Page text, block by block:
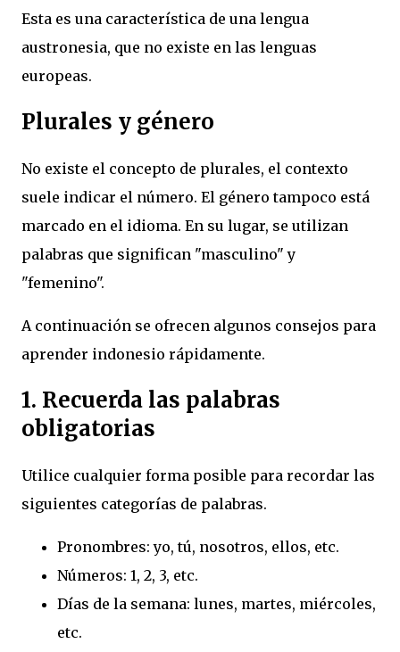
Esta es una característica de una lengua
austronesia, que no existe en las lenguas
europeas.
Plurales y género
No existe el concepto de plurales, el contexto
suele indicar el número. El género tampoco está
marcado en el idioma. En su lugar, se utilizan
palabras que significan "masculino" y
"femenino".
A continuación se ofrecen algunos consejos para
aprender indonesio rápidamente.
1. Recuerda las palabras
obligatorias
Utilice cualquier forma posible para recordar las
siguientes categorías de palabras.
Pronombres: yo, tú, nosotros, ellos, etc.
Números: 1, 2, 3, etc.
Días de la semana: lunes, martes, miércoles,
etc.